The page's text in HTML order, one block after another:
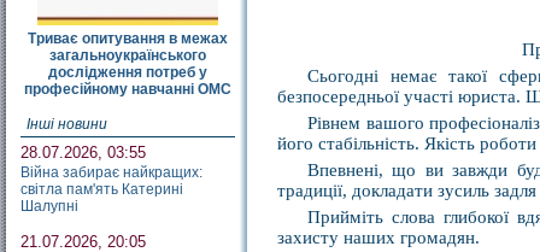
Триває опитування в межах
загальноукраїнського
дослідження потреб у
професійному навчанні ОМС
Інші новини
28.07.2026, 03:55
Війна забирає найкращих:
світла пам'ять Катерині
Шалупні
21.07.2026, 20:05
Сьогодні немає такої
безпосередньої участі юриста.
Рівнем вашого
його стабільність. Якість
Впевнені, що ви завжди
традиції, докладати зусиль
Прийміть слова глибокої
захисту наших громадян.